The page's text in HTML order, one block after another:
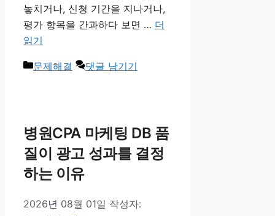
놓치거나, 신청 기간을 지나거나,
평가 항목을 간과하다 보면 … 더
읽기
카
문제해결 댓글 남기기
병원CPA 마케팅 DB 품
질이 광고 성과를 결정
하는 이유
2026년 08월 01일 작성자: